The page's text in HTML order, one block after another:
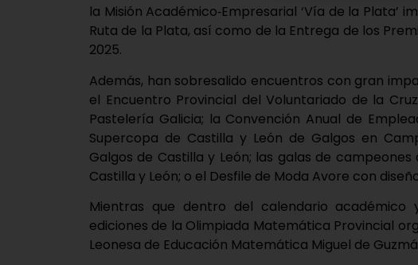
la Misión Académico‑Empresarial ‘Vía de la Plata’
Ruta de la Plata, así como de la Entrega de los
2025.
Además, han sobresalido encuentros con gran
el Encuentro Provincial del Voluntariado de la
Pastelería Galicia; la Convención Anual de
Supercopa de Castilla y León de Galgos en
Galgos de Castilla y León; las galas de
Castilla y León; o el Desfile de Moda Avore con
Mientras que dentro del calendario
ediciones de la Olimpiada Matemática Provincial
Leonesa de Educación Matemática Miguel de